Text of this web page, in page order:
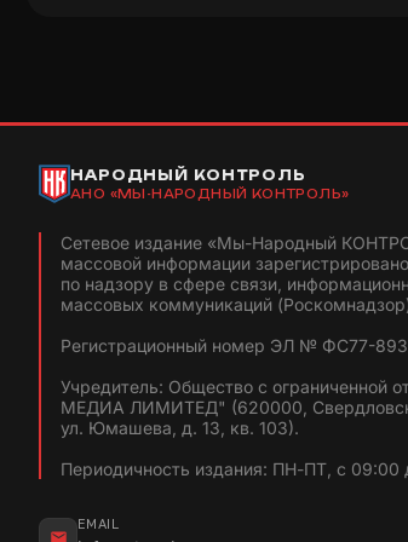
НАРОДНЫЙ КОНТРОЛЬ
АНО «МЫ-НАРОДНЫЙ КОНТРОЛЬ»
Сетевое издание «Мы-Народный
массовой информации
по надзору в сфере связи,
массовых коммуникаций
Регистрационный номер ЭЛ № ФС77-
Учредитель: Общество с ограниченной
МЕДИА ЛИМИТЕД" (620000,
ул. Юмашева, д. 13, кв. 103).
Периодичность издания: ПН-ПТ, с 09:00
EMAIL